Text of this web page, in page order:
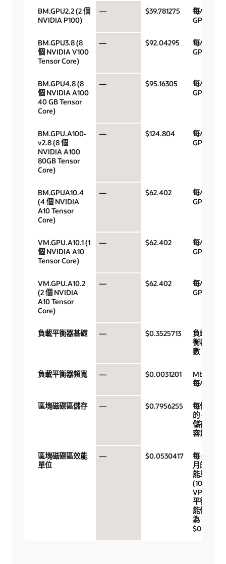
BM.GPU2.2 (2 個
NVIDIA P100)
— $39.781275
每小時
GPU
BM.GPU3.8 (8
個 NVIDIA V100
Tensor Core)
— $92.04295
每小時
GPU
BM.GPU4.8 (8
個 NVIDIA A100
40 GB Tensor
Core)
— $95.16305
每小時
GPU
BM.GPU.A100-
v2.8 (8 個
NVIDIA A100
80GB Tensor
Core)
— $124.804
每小時
GPU
BM.GPUA10.4
(4 個 NVIDIA
A10 Tensor
Core)
— $62.402
每小時
GPU
VM.GPU.A10.1 (1
個 NVIDIA A10
Tensor Core)
— $62.402
每小時
GPU
VM.GPU.A10.2
(2 個 NVIDIA
A10 Tensor
Core)
— $62.402
每小時
GPU
負載平衡器基礎 — $0.3525713
負載平
衡器時
數
負載平衡器頻寬 — $0.0031201
Mbps /
每小時
區塊磁碟區儲存 — $0.7956255
每個月
的 GB
儲存體
容量
區塊磁碟區效能
單位
— $0.0530417
每 GB/
月的效
能單位
(10 個
VPU，
平衡效
能價格
為
$0.017)